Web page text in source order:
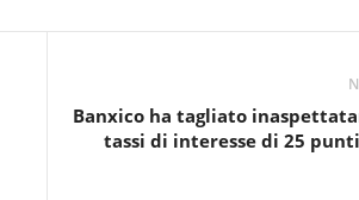
Banxico ha tagliato
tassi di interesse di 25